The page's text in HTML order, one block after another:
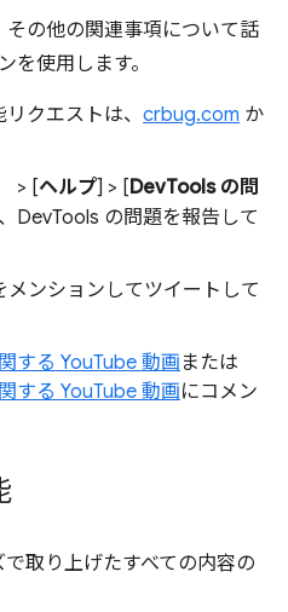
の他の関連事項について話
を使用します。
クエストは、 crbug.com か
> [ヘルプ] > [DevTools の問
DevTools の問題を報告して
メンションしてツイートして
する YouTube 動画 または
する YouTube 動画にコメン
で取り上げたすべての内容の